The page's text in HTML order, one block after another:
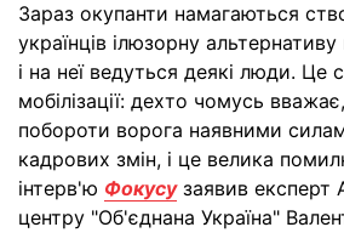
Зараз окупанти намагаються
українців ілюзорну
і на неї ведуться деякі люди. Це
мобілізації: дехто чомусь
побороти ворога наявними
кадрових змін, і це велика
інтерв'ю Фокусузаявив експерт
центру "Об'єднана Україна"